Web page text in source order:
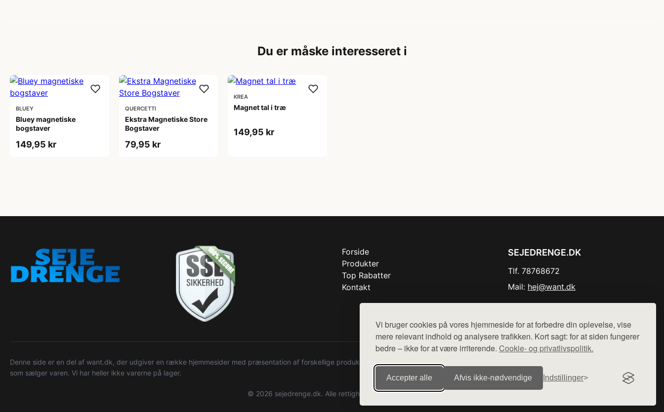
Vi bruger cookies på vores hjemmeside for at forbedre din oplevelse, vise
mere relevant indhold og analysere trafikken. Kort sagt: for at siden fungerer
bedre – ikke for at være irriterende. Cookie- og privatlivspolitik.
Accepter alle Afvis ikke‑nødvendige Indstillinger
Du er måske interesseret i
BLUEY
Bluey magnetiske
bogstaver
149,95 kr
QUERCETTI
Ekstra Magnetiske Store
Bogstaver
79,95 kr
KREA
Magnet tal i træ
149,95 kr
Forside
Produkter
Top Rabatter
Kontakt
SEJEDRENGE.DK
Tlf. 78768672
Mail: hej@want.dk
Denne side er en del af want.dk, der udgiver en række hjemmesider med præsentation af forskellige produkter fra diverse webshops. Der sælges ikke varer fra denne side - vi henviser til de shops,
som sælger varen. Vi har heller ikke varerne på lager.
© 2026 sejedrenge.dk. Alle rettigheder forbeholdes.